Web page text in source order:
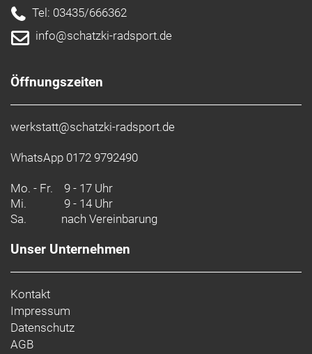
Tel: 03435/666362
info@schatzki-radsport.de
Öffnungszeiten
werkstatt@schatzki-radsport.de
WhatsApp 0172 9792490
Mo. - Fr. 9 - 17 Uhr
Mi.
9 - 14 Uhr
Sa.
nach Vereinbarung
Unser Unternehmen
Kontakt
Impressum
Datenschutz
AGB